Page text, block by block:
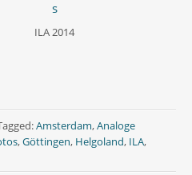
ILA 2014
Amsterdam,Analoge
,Göttingen, Helgoland, ILA,